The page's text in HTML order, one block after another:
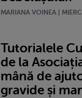
MARIANA VOINEA |
Tutorialele
de la
mână de
gravide și